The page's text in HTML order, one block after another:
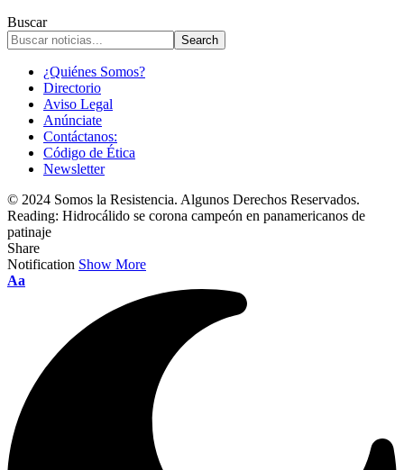
Buscar
¿Quiénes Somos?
Directorio
Aviso Legal
Anúnciate
Contáctanos:
Código de Ética
Newsletter
© 2024 Somos la Resistencia. Algunos Derechos Reservados.
Reading: Hidrocálido se corona campeón en panamericanos de
patinaje
Share
Notification Show More
Font
Aa